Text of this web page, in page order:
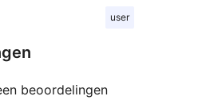
user
beoordelingen